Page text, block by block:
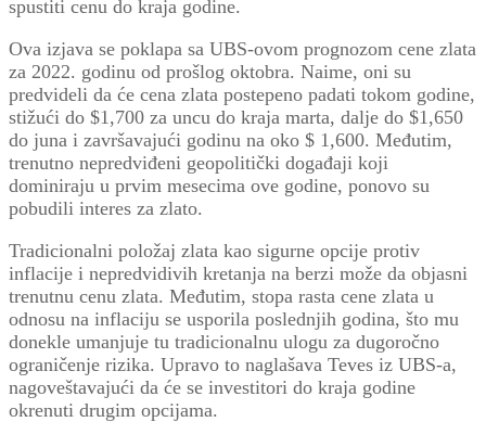
spustiti cenu do kraja godine.
Ova izjava se poklapa sa UBS-ovom prognozom cene zlata
za 2022. godinu od prošlog oktobra. Naime, oni su
predvideli da će cena zlata postepeno padati tokom godine,
stižući do $1,700 za uncu do kraja marta, dalje do $1,650
do juna i završavajući godinu na oko $ 1,600. Međutim,
trenutno nepredviđeni geopolitički događaji koji
dominiraju u prvim mesecima ove godine, ponovo su
pobudili interes za zlato.
Tradicionalni položaj zlata kao sigurne opcije protiv
inflacije i nepredvidivih kretanja na berzi može da objasni
trenutnu cenu zlata. Međutim, stopa rasta cene zlata u
odnosu na inflaciju se usporila poslednjih godina, što mu
donekle umanjuje tu tradicionalnu ulogu za dugoročno
ograničenje rizika. Upravo to naglašava Teves iz UBS-a,
nagoveštavajući da će se investitori do kraja godine
okrenuti drugim opcijama.